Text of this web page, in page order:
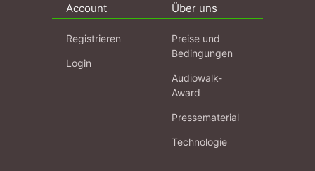
Account
Registrieren
Login
Über uns
Preise und
Bedingungen
Audiowalk-
Award
Pressematerial
Technologie